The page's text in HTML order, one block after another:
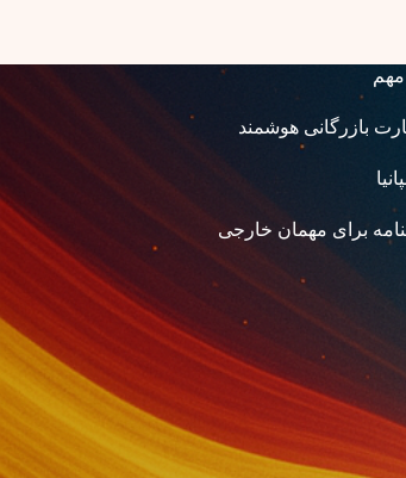
مهم
بازرگانی هوشمند
برای مهمان خارجی